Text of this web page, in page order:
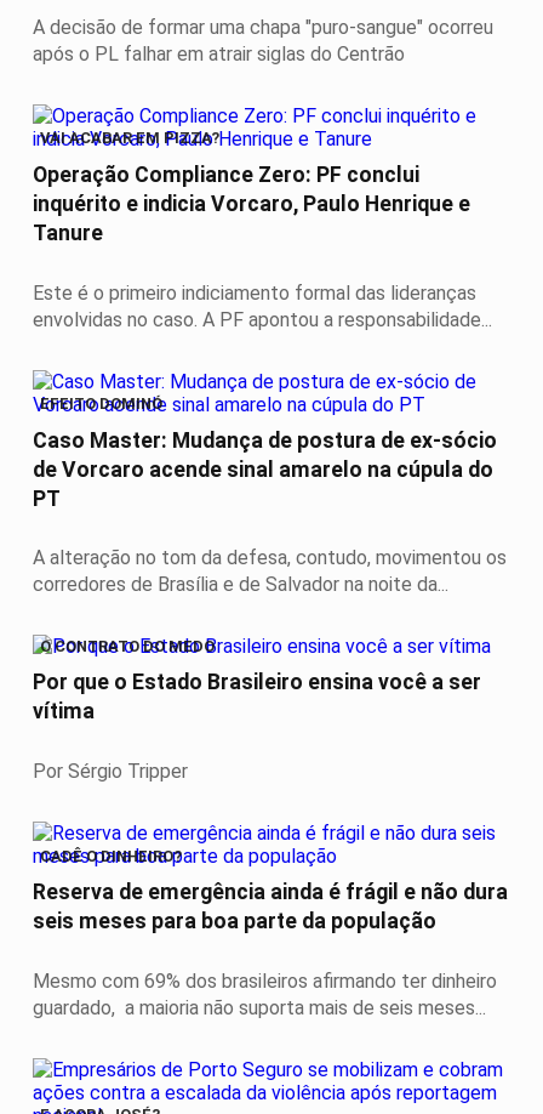
A decisão de formar uma chapa "puro-sangue" ocorreu
após o PL falhar em atrair siglas do Centrão
VAI ACABAR EM PIZZA?
Operação Compliance Zero: PF conclui
inquérito e indicia Vorcaro, Paulo Henrique e
Tanure
Este é o primeiro indiciamento formal das lideranças
envolvidas no caso. A PF apontou a responsabilidade...
EFEITO DOMINÓ
Caso Master: Mudança de postura de ex-sócio
de Vorcaro acende sinal amarelo na cúpula do
PT
A alteração no tom da defesa, contudo, movimentou os
corredores de Brasília e de Salvador na noite da...
O CONTRATO DO MEDO
Por que o Estado Brasileiro ensina você a ser
vítima
Por Sérgio Tripper
CADÊ O DINHEIRO?
Reserva de emergência ainda é frágil e não dura
seis meses para boa parte da população
Mesmo com 69% dos brasileiros afirmando ter dinheiro
guardado, a maioria não suporta mais de seis meses...